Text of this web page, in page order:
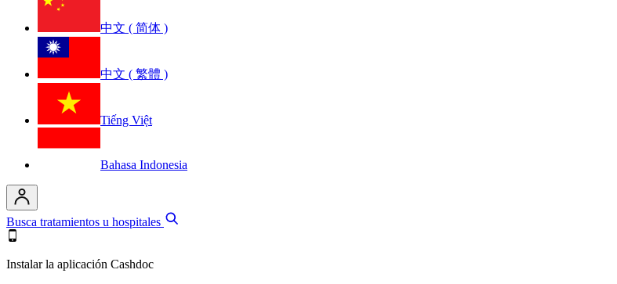
中文 ( 简体 )
中文 ( 繁體 )
Tiếng Việt
Bahasa Indonesia
Busca tratamientos u hospitales
Instalar la aplicación Cashdoc